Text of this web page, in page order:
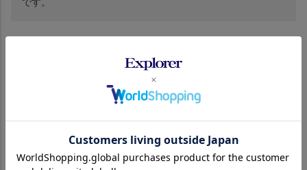
です。
詳細
サイズ 身幅 着丈 裄丈
36 47 59 76